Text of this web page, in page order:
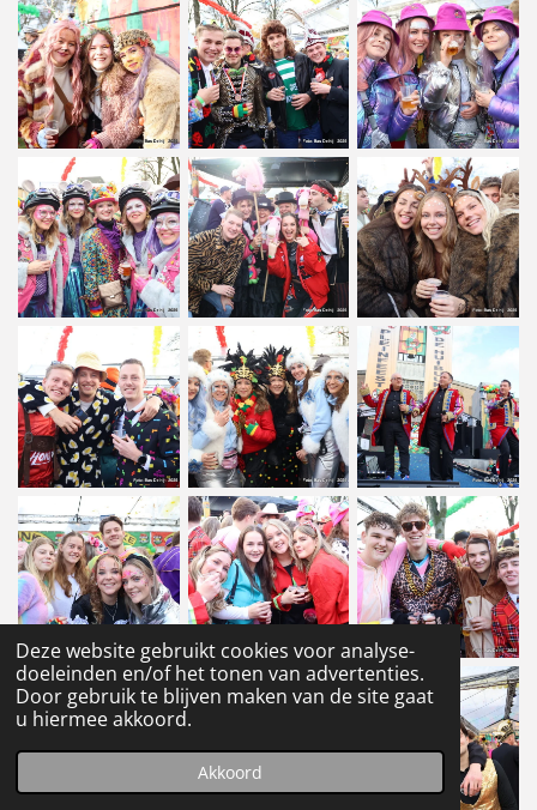
Deze website gebruikt cookies voor analyse-
doeleinden en/of het tonen van advertenties.
Door gebruik te blijven maken van de site gaat
u hiermee akkoord.
Akkoord